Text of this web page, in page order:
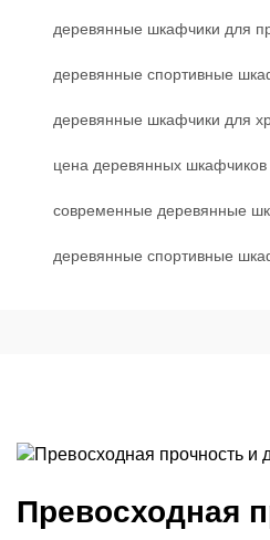
деревянные шкафчики для
деревянные спортивные
деревянные шкафчики для
цена деревянных шкафчиков
современные деревянные
деревянные спортивные
Превосходная